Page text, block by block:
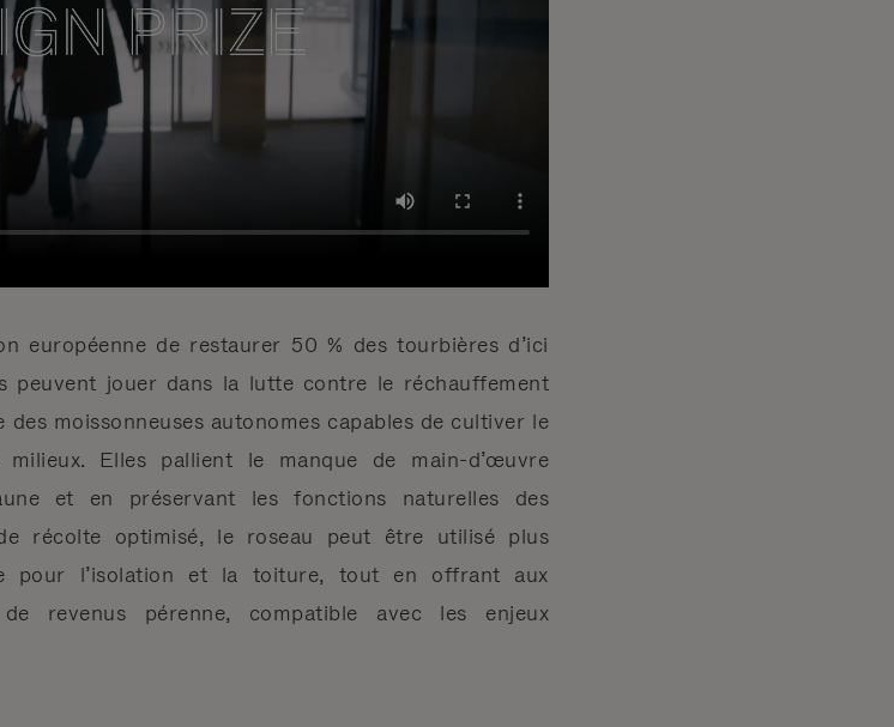
européenne de restaurer 50 % des tourbières d’ici
peuvent jouer dans la lutte contre le réchauffement
moissonneuses autonomes capables de cultiver le
Elles pallient le manque de main-d’œuvre
et en préservant les fonctions naturelles des
récolte optimisé, le roseau peut être utilisé plus
pour l’isolation et la toiture, tout en offrant aux
revenus pérenne, compatible avec les enjeux